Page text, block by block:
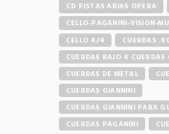
CD PISTAS ARIAS OPERA
CELLO-PAGANINI-VISION-
CELLO 4/4
CUERDAS
CUERDAS BAJO 4 CUERDAS
CUERDAS DE METAL
CUERDAS GIANNINI
CUERDAS GIANNINI PARA
CUERDAS PAGANINI